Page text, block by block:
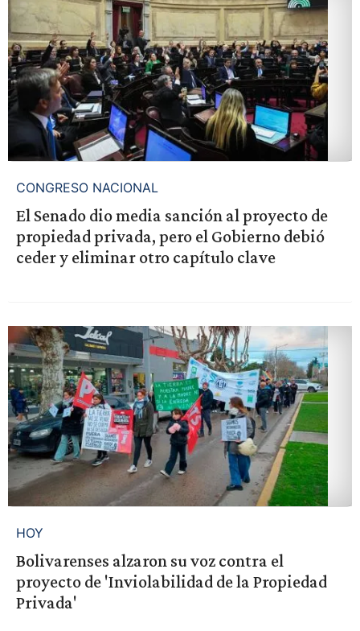
CONGRESO NACIONAL
El Senado dio media sanción al proyecto de
propiedad privada, pero el Gobierno debió
ceder y eliminar otro capítulo clave
HOY
Bolivarenses alzaron su voz contra el
proyecto de 'Inviolabilidad de la Propiedad
Privada'